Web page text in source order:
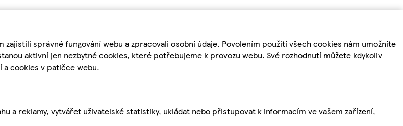
správné fungování webu a zpracovali osobní údaje. Povolením použití všech cookies nám umožníte
aktivní jen nezbytné cookies, které potřebujeme k provozu webu. Své rozhodnutí můžete kdykoliv
a cookies v patičce webu.
a reklamy, vytvářet uživatelské statistiky, ukládat nebo přistupovat k informacím ve vašem zařízení,